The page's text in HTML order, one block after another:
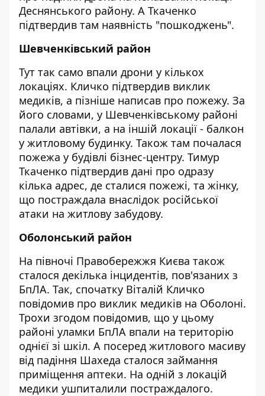
Деснянського району. А Ткаченко
підтвердив там наявність "пошкоджень".
Шевченківський район
Тут так само впали дрони у кількох
локаціях. Кличко підтвердив виклик
медиків, а пізніше написав про пожежу. За
його словами, у Шевченківському районі
палали автівки, а на іншій локації - балкон
у житловому будинку. Також там почалася
пожежа у будівлі бізнес-центру. Тимур
Ткаченко підтвердив дані про одразу
кілька адрес, де сталися пожежі, та жінку,
що постраждала внаслідок російської
атаки на житлову забудову.
Оболонський район
На півночі Правобережжя Києва також
сталося декілька інцидентів, пов'язаних з
БпЛА. Так, спочатку Віталій Кличко
повідомив про виклик медиків на Оболоні.
Трохи згодом повідомив, що у цьому
районі уламки БпЛА впали на територію
однієї зі шкіл. А посеред житлового масиву
від падіння Шахеда сталося займання
приміщення аптеки. На одній з локацій
медики ушпиталили постраждалого.